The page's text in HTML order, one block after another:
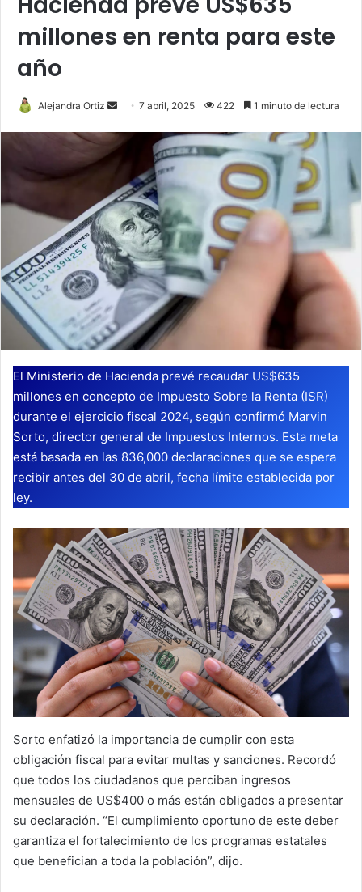
millones en renta para este
año
Alejandra Ortiz
Send
email
7 abril, 2025 422 1 minuto de lectura
El Ministerio de Hacienda prevé recaudar US$635
millones en concepto de Impuesto Sobre la Renta (ISR)
durante el ejercicio fiscal 2024, según confirmó Marvin
Sorto, director general de Impuestos Internos. Esta meta
está basada en las 836,000 declaraciones que se espera
recibir antes del 30 de abril, fecha límite establecida por
ley.
Sorto enfatizó la importancia de cumplir con esta
obligación fiscal para evitar multas y sanciones. Recordó
que todos los ciudadanos que perciban ingresos
mensuales de US$400 o más están obligados a presentar
su declaración. “El cumplimiento oportuno de este deber
garantiza el fortalecimiento de los programas estatales
que benefician a toda la población”, dijo.